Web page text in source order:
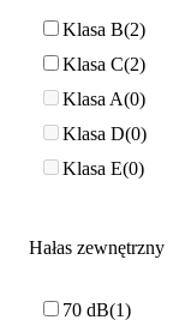
Klasa B 2
Klasa C 2
Klasa A 0
Klasa D 0
Klasa E 0
Hałas zewnętrzny
70 dB 1